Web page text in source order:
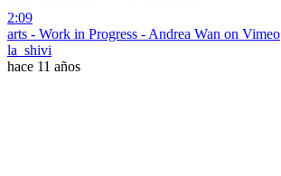
2:09
arts - Work in Progress - Andrea Wan on Vimeo
la_shivi
hace 11 años